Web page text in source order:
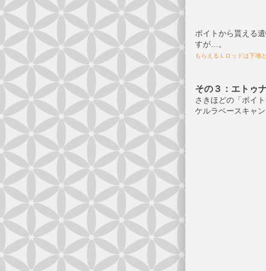
ボイトから貰える
すが…。
もらえるＬロッドは下地
その３：エトゥ
さきほどの「ボイ
ケルラベースキャ